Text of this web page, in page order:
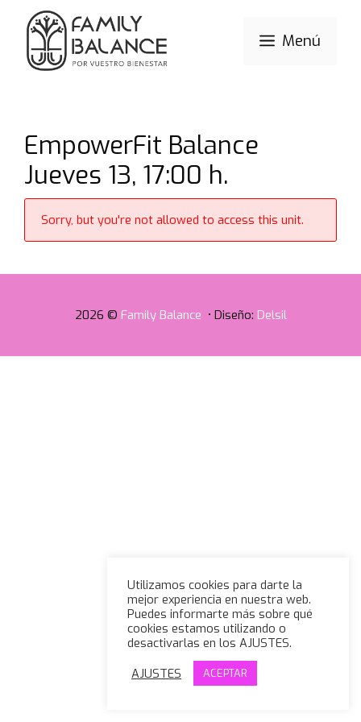
Saltar
contenido
Menú
EmpowerFit Balance
Jueves 13, 17:00 h.
Sorry, but you're not allowed to access this unit.
2026 © Family Balance • Diseño: Delsil
Utilizamos cookies para darte la
mejor experiencia en nuestra web.
Puedes informarte más sobre qué
cookies estamos utilizando o
desactivarlas en los AJUSTES.
AJUSTES
ACEPTAR